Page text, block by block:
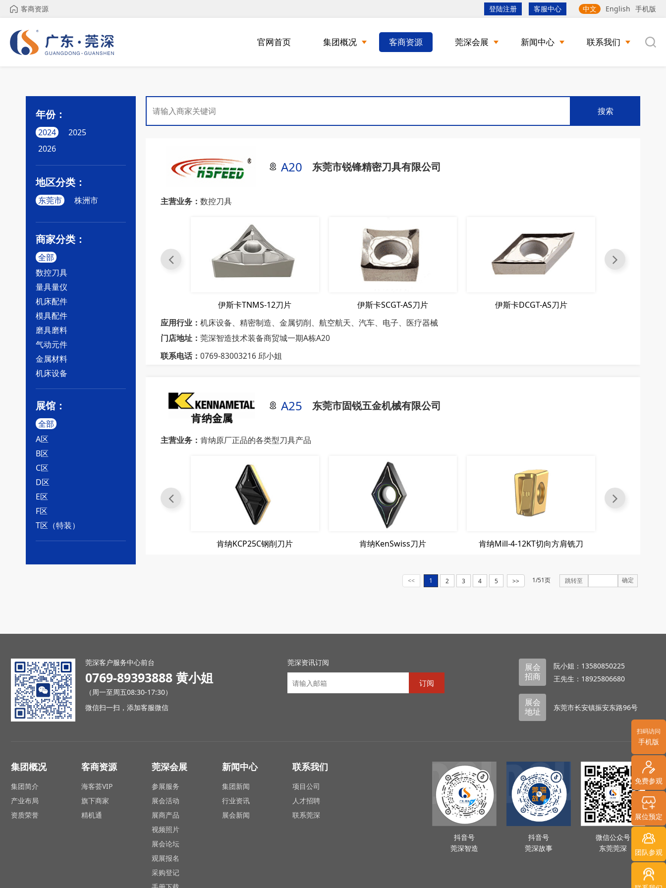
客商资源 登陆注册 客服中心 中文 English 手机版
官网首页 集团概况 客商资源 莞深会展 新闻中心 联系我们
年份：
2024
2025
2026
地区分类：
东莞市 株洲市
商家分类：
全部
数控刀具
量具量仪
机床配件
模具配件
磨具磨料
气动元件
金属材料
机床设备
展馆：
全部
A区
B区
C区
D区
E区
F区
T区（特装）
搜索
A20 东莞市锐锋精密刀具有限公司
主营业务： 数控刀具
伊斯卡TNMS-12刀片 伊斯卡SCGT-AS刀片 伊斯卡DCGT-AS刀片
应用行业： 机床设备、精密制造、金属切削、航空航天、汽车、电子、医疗器械
门店地址： 莞深智造技术装备商贸城一期A栋A20
联系电话： 0769-83003216 邱小姐
A25 东莞市固锐五金机械有限公司
主营业务： 肯纳原厂正品的各类型刀具产品
肯纳4刃高性能切削刀具 肯纳KCP25C钢削刀片 肯纳KenSwiss刀片 肯纳Mill-4-12KT切向方肩铣刀
H37 劲瑞五金科技(东莞)，有限公司
黛杰刀片、诺顿砂轮、PSL合金铣刀系列、PSL丝攻、信达丝攻，钻咀，套转、日本纤维油石、美国必宝油石、英国比尔系
列等进口产品
日本黛杰WNMG080408-SF JC8015 日本黛杰VBET110302R-MF 日本黛杰SNMG120408L-SG 日本黛杰XDMT080620ZER
日本黛杰
应用行业：
机床设备、精密制造、金属切削、航空航天、汽车、电子、医疗器械
门店地址：
莞深智造技术装备商贸城一期H栋37号
官网：
1/51页 跳转至 确定
<< 1 2 3 4 5 >>
莞深客户服务中心前台
0769-89393888 黄小姐
（周一至周五08:30-17:30）
微信扫一扫，添加客服微信
莞深资讯订阅
订阅
展会
招商
阮小姐：13580850225
王先生：18925806680
展会
地址
东莞市长安镇振安东路96号
集团概况
集团简介
产业布局
资质荣誉
客商资源
海客荟VIP
旗下商家
精机通
莞深会展
参展服务
展会活动
展商产品
视频照片
展会论坛
观展报名
采购登记
新闻中心
集团新闻
行业资讯
展会新闻
联系我们
项目公司
人才招聘
联系莞深
抖音号
莞深智造
抖音号
莞深故事
微信公众号
东莞莞深
扫码访问
手机版
免费参观
展位预定
团队参观